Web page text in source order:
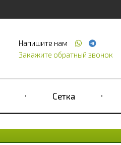
Напишите нам
Закажите обратный звонок
Сетка